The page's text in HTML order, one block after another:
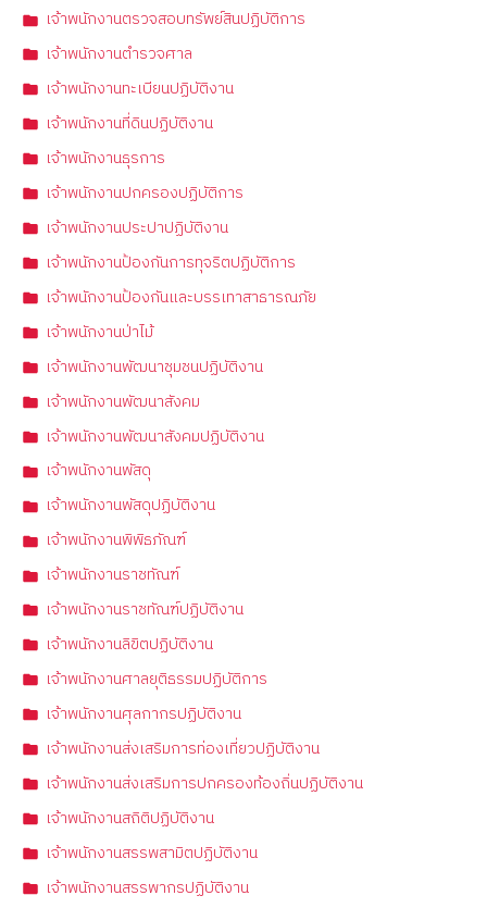
เจ้าพนักงานตรวจสอบทรัพย์สินปฏิบัติการ
เจ้าพนักงานตำรวจศาล
เจ้าพนักงานทะเบียนปฏิบัติงาน
เจ้าพนักงานที่ดินปฏิบัติงาน
เจ้าพนักงานธุรการ
เจ้าพนักงานปกครองปฏิบัติการ
เจ้าพนักงานประปาปฏิบัติงาน
เจ้าพนักงานป้องกันการทุจริตปฏิบัติการ
เจ้าพนักงานป้องกันและบรรเทาสาธารณภัย
เจ้าพนักงานป่าไม้
เจ้าพนักงานพัฒนาชุมชนปฏิบัติงาน
เจ้าพนักงานพัฒนาสังคม
เจ้าพนักงานพัฒนาสังคมปฏิบัติงาน
เจ้าพนักงานพัสดุ
เจ้าพนักงานพัสดุปฏิบัติงาน
เจ้าพนักงานพิพิธภัณฑ์
เจ้าพนักงานราชทัณฑ์
เจ้าพนักงานราชทัณฑ์ปฏิบัติงาน
เจ้าพนักงานลิขิตปฏิบัติงาน
เจ้าพนักงานศาลยุติธรรมปฏิบัติการ
เจ้าพนักงานศุลกากรปฏิบัติงาน
เจ้าพนักงานส่งเสริมการท่องเที่ยวปฏิบัติงาน
เจ้าพนักงานส่งเสริมการปกครองท้องถิ่นปฏิบัติงาน
เจ้าพนักงานสถิติปฏิบัติงาน
เจ้าพนักงานสรรพสามิตปฏิบัติงาน
เจ้าพนักงานสรรพากรปฏิบัติงาน